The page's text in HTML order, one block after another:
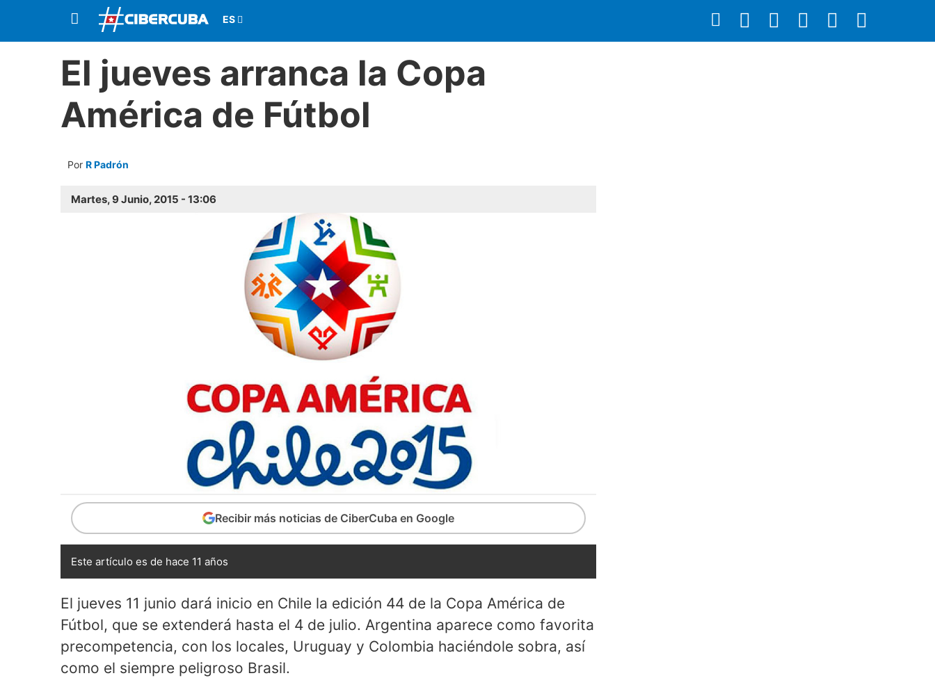
El jueves arranca la Copa
América de Fútbol
Por R Padrón
Martes, 9 Junio, 2015 - 13:06
Recibir más noticias de CiberCuba en Google
Este artículo es de hace 11 años
El jueves 11 junio dará inicio en Chile la edición 44 de la Copa América de
Fútbol, que se extenderá hasta el 4 de julio. Argentina aparece como favorita
precompetencia, con los locales, Uruguay y Colombia haciéndole sobra, así
como el siempre peligroso Brasil.